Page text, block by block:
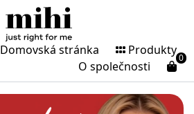
Domovská stránka
Produkty
O společnosti
0